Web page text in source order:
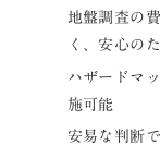
地盤調査の
く、安心の
ハザードマ
施可能
安易な判断